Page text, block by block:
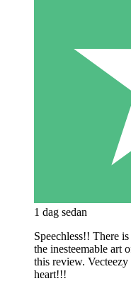
1 dag sedan
Speechless!! There
the inesteemable art
this review.
heart!!!